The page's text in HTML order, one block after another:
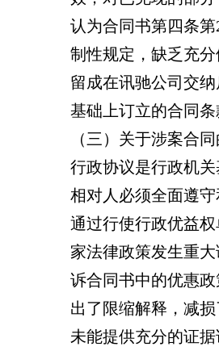
认为合同书第四条
制性规定，缺乏充
留成在讯驰公司交
基础上订立的合同
（三）关于涉案合
行政协议是行政机
相对人必须全面遵
通过行使行政优益
家法律政策发生重
诉合同书中的优惠
出了限缩解释，减
未能提供充分的证